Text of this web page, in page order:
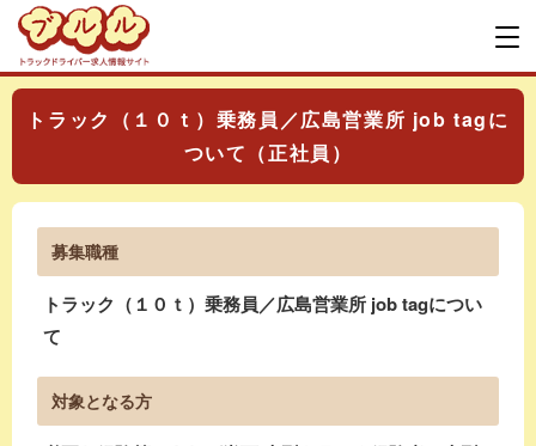
トラック（１０ｔ）乗務員／広島営業所 job tagに
ついて（正社員）
募集職種
トラック（１０ｔ）乗務員／広島営業所 job tagについ
て
対象となる方